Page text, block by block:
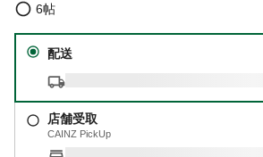
6帖
配送
店舗受取
CAINZ PickUp